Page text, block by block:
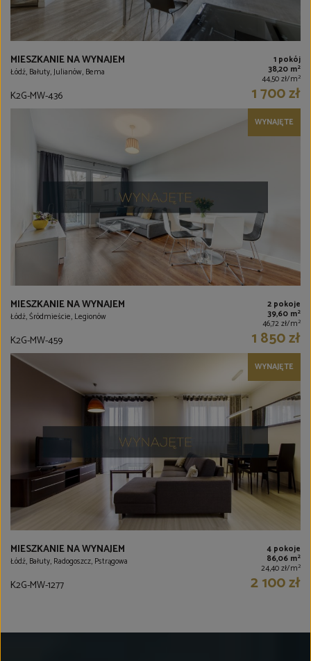
MIESZKANIE NA WYNAJEM
Łódź, Bałuty, Julianów, Bema
1 pokój
38,20 m2
44,50 zł/m2
K2G-MW-436 1 700 zł
WYNAJĘTE
MIESZKANIE NA WYNAJEM
Łódź, Śródmieście, Legionów
2 pokoje
39,60 m2
46,72 zł/m2
K2G-MW-459 1 850 zł
WYNAJĘTE
MIESZKANIE NA WYNAJEM
Łódź, Bałuty, Radogoszcz, Pstrągowa
4 pokoje
86,06 m2
24,40 zł/m2
K2G-MW-1277 2 100 zł